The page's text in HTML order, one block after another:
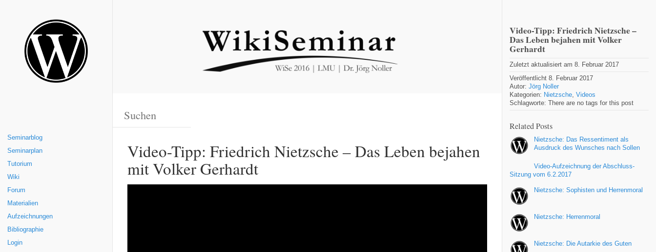
Seminarblog
Seminarplan
Tutorium
Wiki
Forum
Materialien
Aufzeichnungen
Bibliographie
Login
Video-Tipp: Friedrich Nietzsche – Das Leben bejahen
mit Volker Gerhardt
Video-Tipp: Friedrich Nietzsche –
Das Leben bejahen mit Volker
Gerhardt
Zuletzt aktualisiert am 8. Februar 2017
Veröffentlicht 8. Februar 2017
Autor: Jörg Noller
Kategorien: Nietzsche Videos
Schlagworte: There are no tags for this post
Related Posts
Nietzsche: Das Ressentiment als
Ausdruck des Wunsches nach Sollen
Video-Aufzeichnung der Abschluss-
Sitzung vom 6.2.2017
Nietzsche: Sophisten und Herrenmoral
Nietzsche: Herrenmoral
Nietzsche: Die Autarkie des Guten